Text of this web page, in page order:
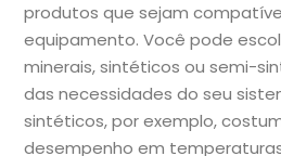
produtos que sejam
equipamento. Você pode
minerais, sintéticos ou semi-
das necessidades do seu
sintéticos, por exemplo,
desempenho em